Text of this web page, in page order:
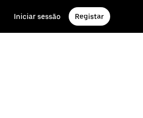
Iniciar sessão Registar